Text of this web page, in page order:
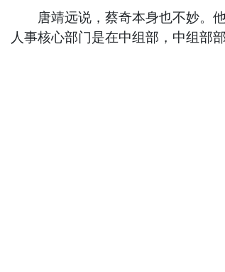
唐靖远说，蔡奇本身也不妙。他
人事核心部门是在中组部，中组部